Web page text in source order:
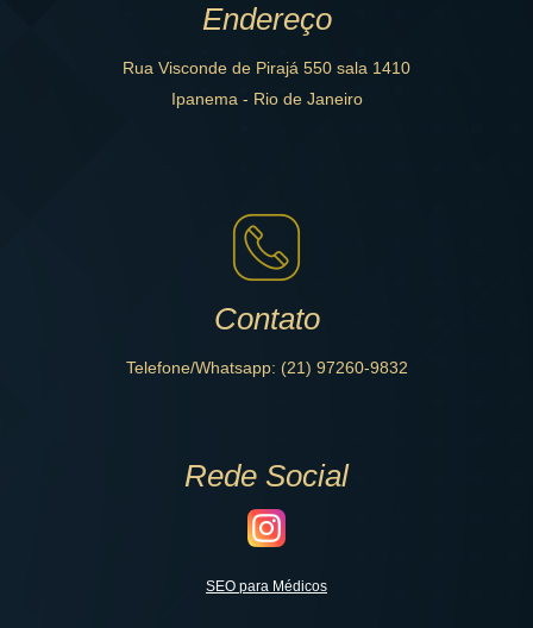
Endereço
Rua Visconde de Pirajá 550 sala 1410
Ipanema - Rio de Janeiro
Contato
Telefone/Whatsapp: (21) 97260-9832
Rede Social
SEO para Médicos